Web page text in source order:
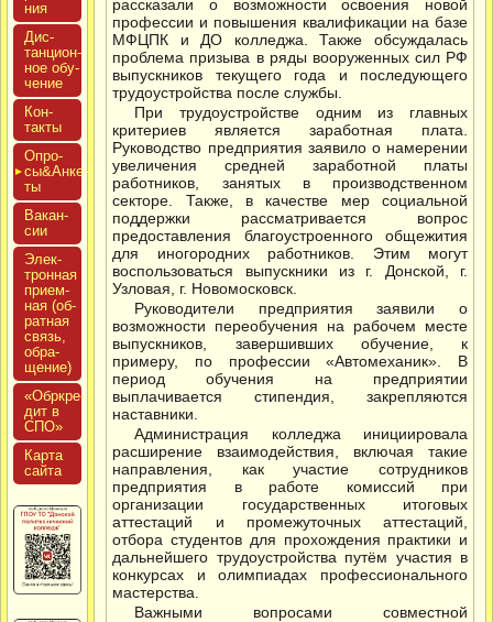
ния
Дис­
танци­он­
ное обу­
чение
Кон­
такты
Опро­
сы&Анке­
ты
Вакан­
сии
Элек­
трон­ная
при­ем­
ная (об­
ратная
связь,
об­ра­
щение)
«Обркре­
дит в
СПО»
Кар­та
сай­та
рассказали о возможности освоения новой
профессии и повышения квалификации на базе
МФЦПК и ДО колледжа. Также обсуждалась
проблема призыва в ряды вооруженных сил РФ
выпускников текущего года и последующего
трудоустройства после службы.
При трудоустройстве одним из главных
критериев является заработная плата.
Руководство предприятия заявило о намерении
увеличения средней заработной платы
работников, занятых в производственном
секторе. Также, в качестве мер социальной
поддержки рассматривается вопрос
предоставления благоустроенного общежития
для иногородних работников. Этим могут
воспользоваться выпускники из г. Донской, г.
Узловая, г. Новомосковск.
Руководители предприятия заявили о
возможности переобучения на рабочем месте
выпускников, завершивших обучение, к
примеру, по профессии «Автомеханик». В
период обучения на предприятии
выплачивается стипендия, закрепляются
наставники.
Администрация колледжа инициировала
расширение взаимодействия, включая такие
направления, как участие сотрудников
предприятия в работе комиссий при
организации государственных итоговых
аттестаций и промежуточных аттестаций,
отбора студентов для прохождения практики и
дальнейшего трудоустройства путём участия в
конкурсах и олимпиадах профессионального
мастерства.
Важными вопросами совместной